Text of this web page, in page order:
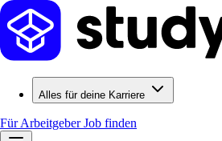
Alles für deine Karriere
Für ArbeitgeberJob finden